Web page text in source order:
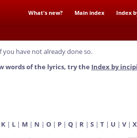
What's new? Main index Index
you have not already done so.
words of the lyrics, try the Index by
K| L| M | N | O| P| Q| R| S| T| U | V| X